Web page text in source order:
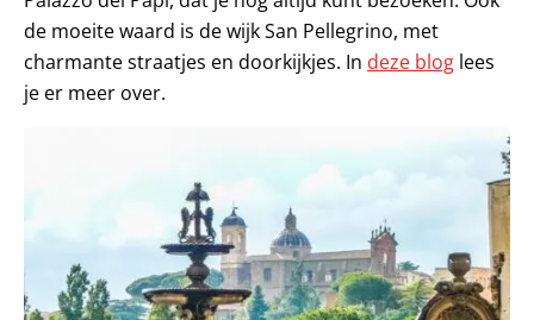
de moeite waard is de wijk San Pellegrino, met
charmante straatjes en doorkijkjes. In deze blog lees
je er meer over.